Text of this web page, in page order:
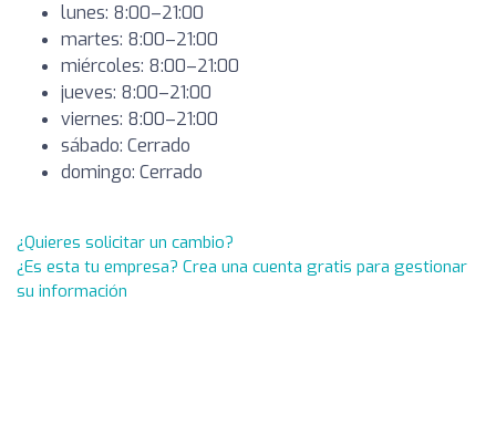
lunes: 8:00–21:00
martes: 8:00–21:00
miércoles: 8:00–21:00
jueves: 8:00–21:00
viernes: 8:00–21:00
sábado: Cerrado
domingo: Cerrado
¿Quieres solicitar un cambio?
¿Es esta tu empresa? Crea una cuenta gratis para gestionar
su información